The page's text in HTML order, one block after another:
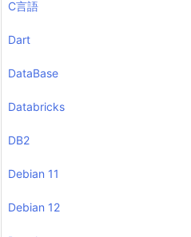
C言語
Dart
DataBase
Databricks
DB2
Debian 11
Debian 12